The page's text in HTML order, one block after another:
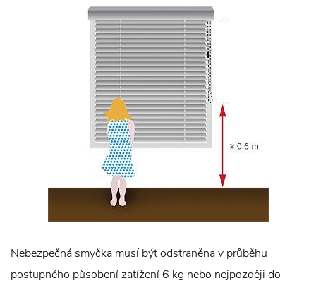
Nebezpečná smyčka musí být odstraněna v průběhu
postupného působení zatížení 6 kg nebo nejpozději do